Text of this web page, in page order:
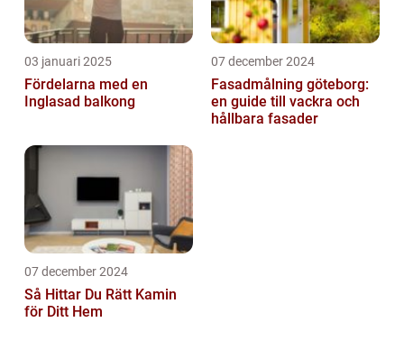
03 januari 2025
Fördelarna med en
Inglasad balkong
07 december 2024
Fasadmålning göteborg:
en guide till vackra och
hållbara fasader
07 december 2024
Så Hittar Du Rätt Kamin
för Ditt Hem